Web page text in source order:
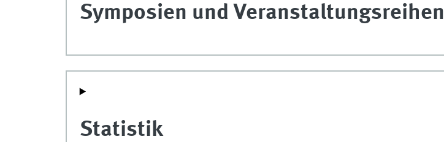
Symposien und Veranstaltungsreihen
Statistik